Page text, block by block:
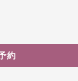
約